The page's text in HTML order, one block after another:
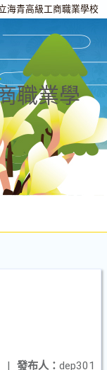
海青高級工商職業學校
職業學
發布人： dep301
|